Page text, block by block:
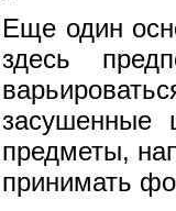
Еще один
здесь
засушенные
предметы,
принимать